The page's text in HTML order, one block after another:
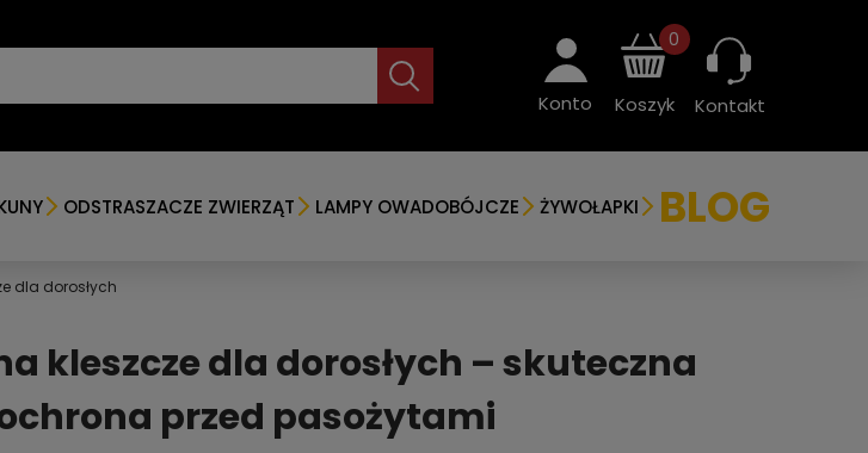
Konto Koszyk
0
Kontakt
ODSTRASZACZE ZWIERZĄT LAMPY OWADOBÓJCZE ŻYWOŁAPKI BLOG
dla dorosłych
kleszcze dla dorosłych – skuteczna
przed pasożytami